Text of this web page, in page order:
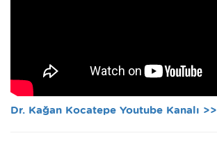
Dr. Kağan Kocatepe Youtube Kanalı >>